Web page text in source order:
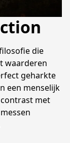
die
waarderen
geharkte
een menselijk
met